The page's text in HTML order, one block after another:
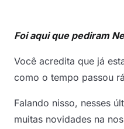
Foi aqui que pediram
Você acredita que já
como o tempo passou
Falando nisso, nesses
muitas novidades na